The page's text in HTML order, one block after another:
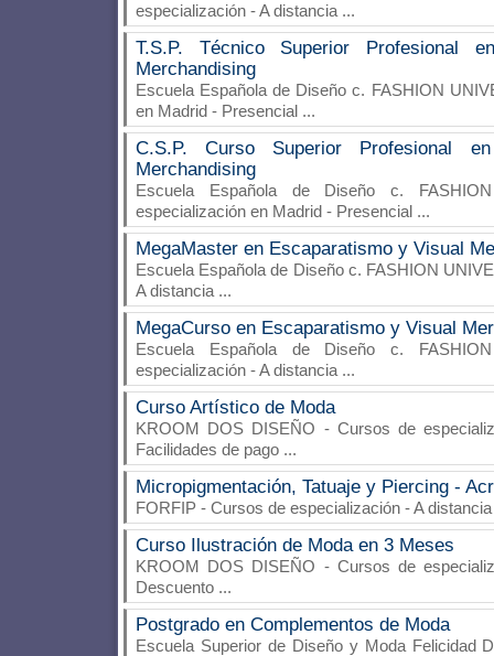
especialización - A distancia ...
T.S.P. Técnico Superior Profesional
Merchandising
Escuela Española de Diseño c. FASHION
en Madrid - Presencial ...
C.S.P. Curso Superior Profesional
Merchandising
Escuela Española de Diseño c. FASHION
especialización en Madrid - Presencial ...
MegaMaster en Escaparatismo y Visual
Escuela Española de Diseño c. FASHION
A distancia ...
MegaCurso en Escaparatismo y Visual
Escuela Española de Diseño c. FASHION
especialización - A distancia ...
Curso Artístico de Moda
KROOM DOS DISEÑO - Cursos de
Facilidades de pago ...
Micropigmentación, Tatuaje y Piercing -
FORFIP - Cursos de especialización - A
Curso Ilustración de Moda en 3 Meses
KROOM DOS DISEÑO - Cursos de
Descuento ...
Postgrado en Complementos de Moda
Escuela Superior de Diseño y Moda Felicidad